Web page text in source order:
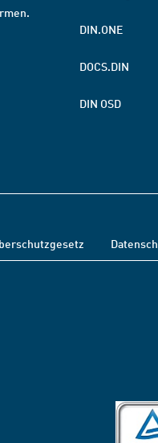
DIN.ONE
DOCS.DIN
DIN OSD